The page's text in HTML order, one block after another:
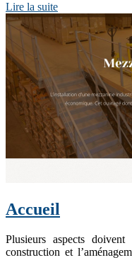
Lire la suite
Accueil
Plusieurs aspects
construction et